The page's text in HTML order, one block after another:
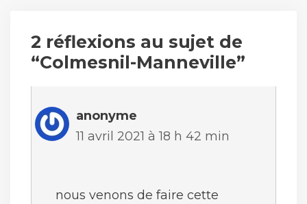
2 réflexions au sujet de
“Colmesnil-Manneville”
anonyme
11 avril 2021 à 18 h 42 min
nous venons de faire cette